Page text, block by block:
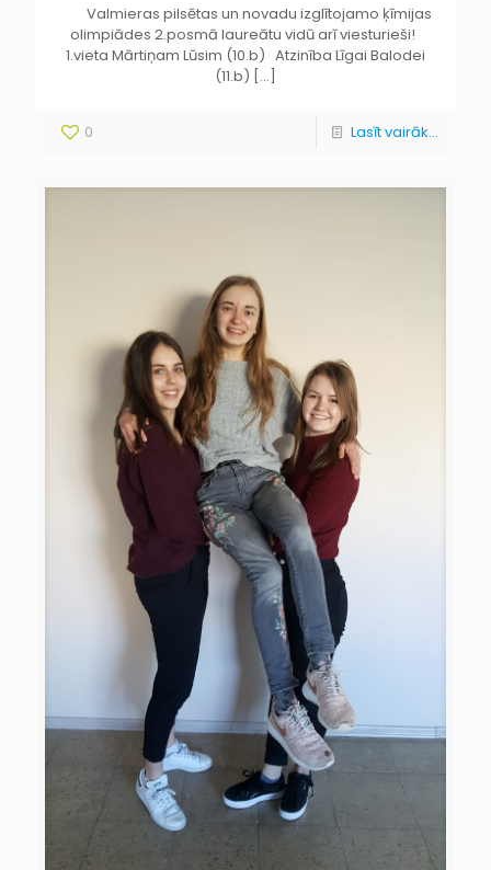
Valmieras pilsētas un novadu izglītojamo ķīmijas
olimpiādes 2.posmā laureātu vidū arī viesturieši!
1.vieta Mārtiņam Lūsim (10.b) Atzinība Līgai Balodei
(11.b) […]
0 Lasīt vairāk...